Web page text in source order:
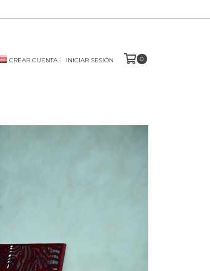
CREAR CUENTA INICIAR SESIÓN 0